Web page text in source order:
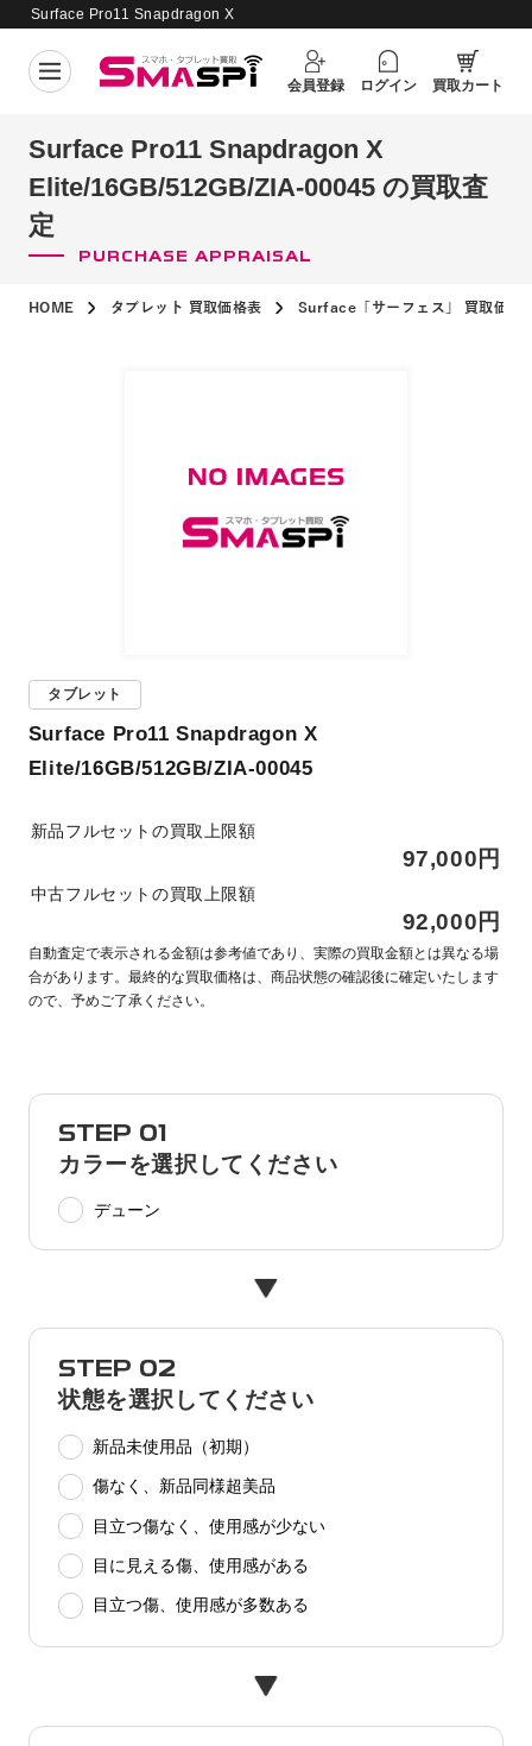
買取価格更新日： 2026年8月7日
Surface Pro11 Snapdragon X
査定
会員登録
ログイン 買取カート
Surface Pro11 Snapdragon X
Elite/16GB/512GB/ZIA-00045 の買取査
定
PURCHASE APPRAISAL
HOME タブレット 買取価格表 Surface「サーフェス」 買取価格
タブレット
Surface Pro11 Snapdragon X
Elite/16GB/512GB/ZIA-00045
新品フルセットの買取上限額
97,000円
中古フルセットの買取上限額
92,000円
自動査定で表示される金額は参考値であり、実際の買取金額とは異なる場
合があります。最終的な買取価格は、商品状態の確認後に確定いたします
ので、予めご了承ください。
STEP 01
カラーを選択してください
デューン
STEP 02
状態を選択してください
新品未使用品（初期）
傷なく、新品同様超美品
目立つ傷なく、使用感が少ない
目に見える傷、使用感がある
目立つ傷、使用感が多数ある